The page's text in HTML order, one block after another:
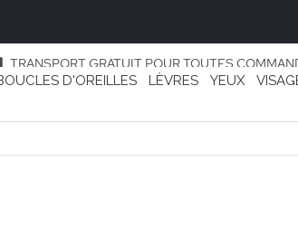
TRANSPORT GRATUIT POUR TOUTES
D'OREILLES LÈVRES YEUX